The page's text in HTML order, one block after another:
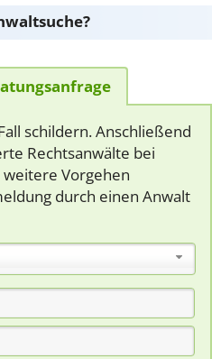
schildern. Anschließend
Rechtsanwälte bei
Vorgehen
durch einen Anwalt